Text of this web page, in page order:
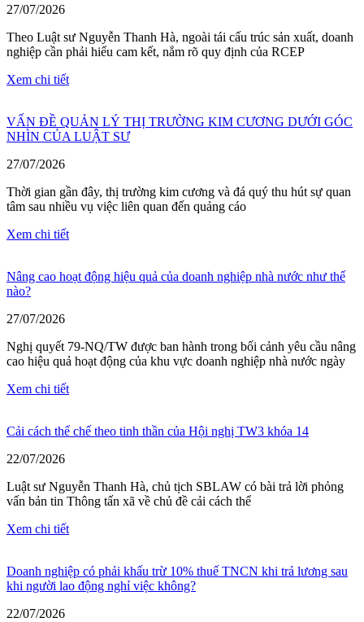
27/07/2026
Theo Luật sư Nguyễn Thanh Hà, ngoài tái cấu trúc sản xuất, doanh
nghiệp cần phải hiểu cam kết, nắm rõ quy định của RCEP
Xem chi tiết
VẤN ĐỀ QUẢN LÝ THỊ TRƯỜNG KIM CƯƠNG DƯỚI GÓC
NHÌN CỦA LUẬT SƯ
27/07/2026
Thời gian gần đây, thị trường kim cương và đá quý thu hút sự quan
tâm sau nhiều vụ việc liên quan đến quảng cáo
Xem chi tiết
Nâng cao hoạt động hiệu quả của doanh nghiệp nhà nước như thế
nào?
27/07/2026
Nghị quyết 79-NQ/TW được ban hành trong bối cảnh yêu cầu nâng
cao hiệu quả hoạt động của khu vực doanh nghiệp nhà nước ngày
Xem chi tiết
Cải cách thể chế theo tinh thần của Hội nghị TW3 khóa 14
22/07/2026
Luật sư Nguyễn Thanh Hà, chủ tịch SBLAW có bài trả lời phỏng
vấn bản tin Thông tấn xã về chủ đề cải cách thể
Xem chi tiết
Doanh nghiệp có phải khấu trừ 10% thuế TNCN khi trả lương sau
khi người lao động nghỉ việc không?
22/07/2026